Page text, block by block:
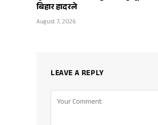
बिहार हादरले
August 7, 2026
LEAVE A REPLY